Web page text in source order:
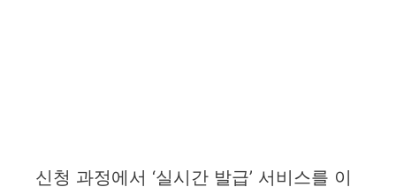
신청 과정에서 ‘실시간 발급’ 서비스를 이